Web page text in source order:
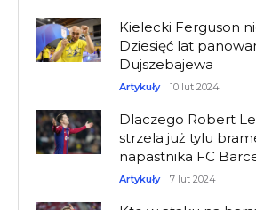
Kielecki Ferguson
Dziesięć lat
Dujszebajewa
Artykuły 10 lut 2024
Dlaczego Robert
strzela już tylu
napastnika FC
Artykuły 7 lut 2024